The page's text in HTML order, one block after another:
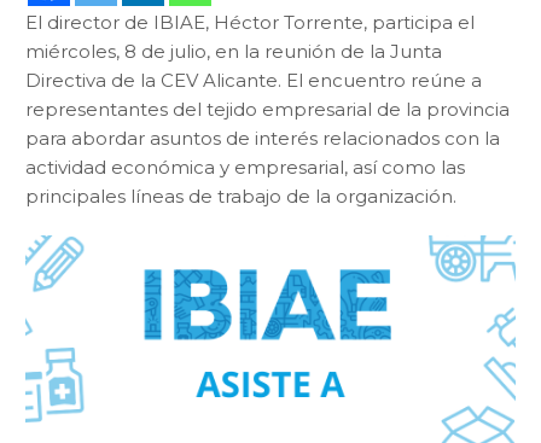
El director de IBIAE, Héctor Torrente, participa el
miércoles, 8 de julio, en la reunión de la Junta
Directiva de la CEV Alicante. El encuentro reúne a
representantes del tejido empresarial de la provincia
para abordar asuntos de interés relacionados con la
actividad económica y empresarial, así como las
principales líneas de trabajo de la organización.